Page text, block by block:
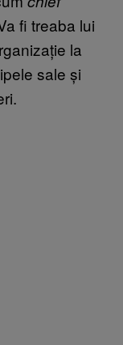
fi treaba lui
la
sale și